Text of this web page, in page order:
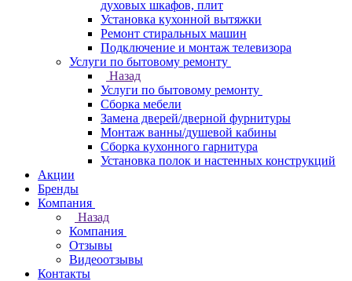
духовых шкафов, плит
Установка кухонной вытяжки
Ремонт стиральных машин
Подключение и монтаж телевизора
Услуги по бытовому ремонту
Назад
Услуги по бытовому ремонту
Сборка мебели
Замена дверей/дверной фурнитуры
Монтаж ванны/душевой кабины
Сборка кухонного гарнитура
Установка полок и настенных конструкций
Акции
Бренды
Компания
Назад
Компания
Отзывы
Видеоотзывы
Контакты